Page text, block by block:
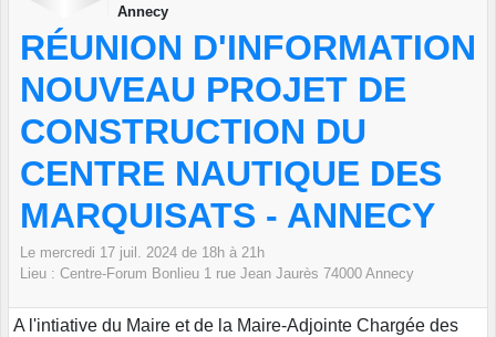
Annecy
RÉUNION D'INFORMATION
NOUVEAU PROJET DE
CONSTRUCTION DU
CENTRE NAUTIQUE DES
MARQUISATS - ANNECY
Le mercredi 17 juil. 2024 de 18h à 21h
Lieu : Centre-Forum Bonlieu 1 rue Jean Jaurès 74000 Annecy
A l'intiative du Maire et de la Maire-Adjointe Chargée des